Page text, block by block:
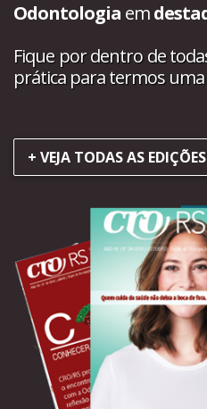
Odontologia em
Fique por dentro de
prática para termos
+ VEJA TODAS AS